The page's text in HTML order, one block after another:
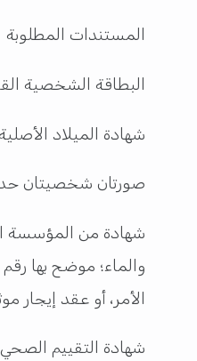
المستندات المطلوبة
البطاقة الشخصية
شهادة الميلاد
صورتان شخصیتان
شهادة من المؤسسة
والماء؛ موضح بها
الأمر، أو عقد إيجار
شهادة التقييم